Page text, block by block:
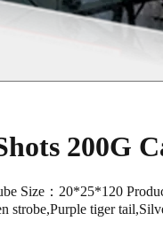
200G
Size：20*25*120
strobe,Purple tiger